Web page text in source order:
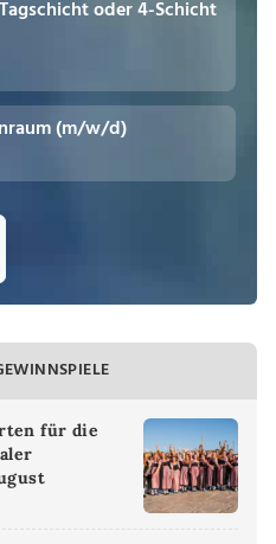
oder 4-Schicht
(m/w/d)
für die